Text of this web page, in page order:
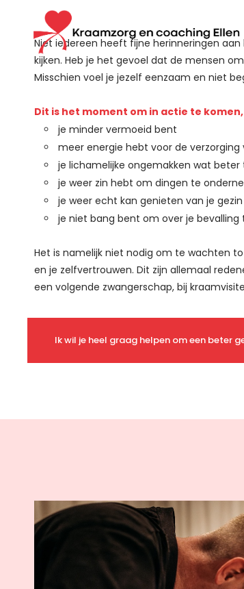
Niet iedereen heeft fijne herinneringen
kijken. Heb je het gevoel dat de mensen
Misschien voel je jezelf eenzaam en niet
Dit is het moment om in actie te
je minder vermoeid bent
meer energie hebt voor de verzorging
je lichamelijke ongemakken wat beter
je weer zin hebt om dingen te
je weer echt kan genieten van je gezin
je niet bang bent om over je bevalling
Het is namelijk niet nodig om te wachten
en je zelfvertrouwen. Dit zijn allemaal
een volgende zwangerschap, bij
Ik wil je heel graag helpen om een beter